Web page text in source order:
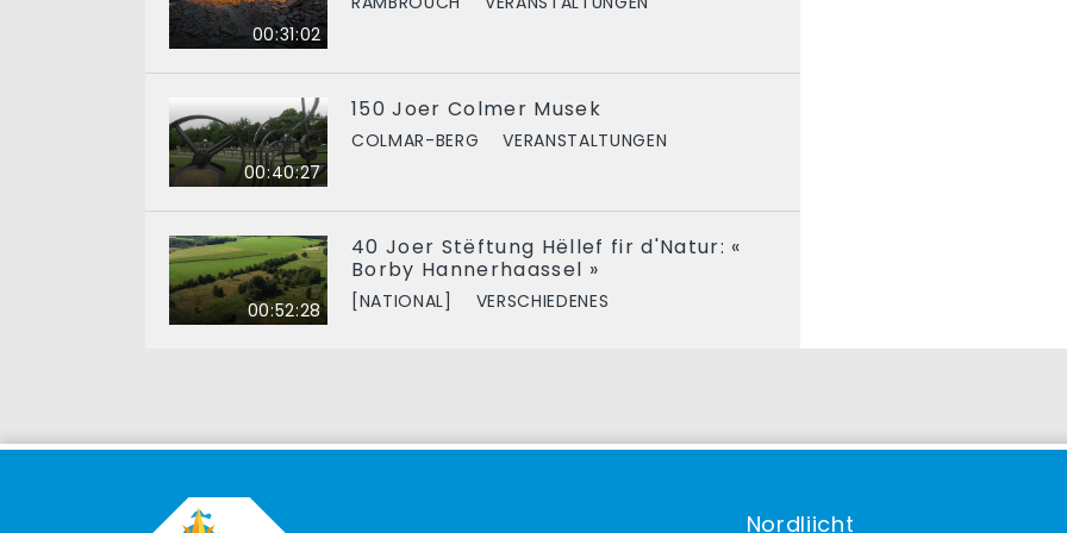
00:31:02
00:40:27
150 Joer Colmer Musek
COLMAR-BERG VERANSTALTUNGEN
00:52:28
40 Joer Stëftung Hëllef fir d'Natur: «
Borby Hannerhaassel »
[NATIONAL] VERSCHIEDENES
Nordliicht